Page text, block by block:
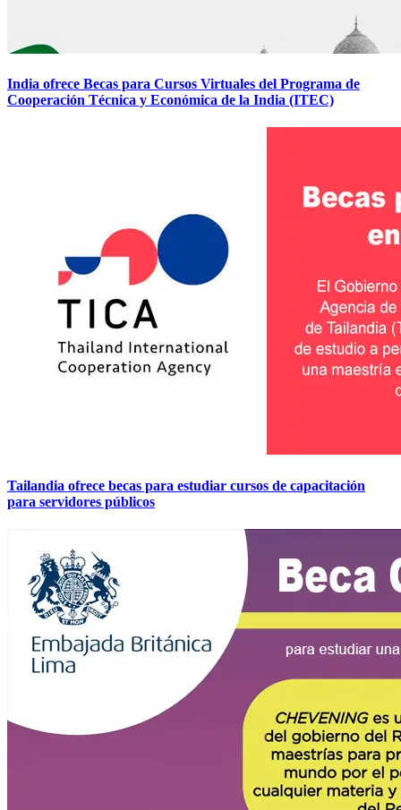
India ofrece Becas para Cursos Virtuales del Programa de
Cooperación Técnica y Económica de la India (ITEC)
Tailandia ofrece becas para estudiar cursos de capacitación
para servidores públicos